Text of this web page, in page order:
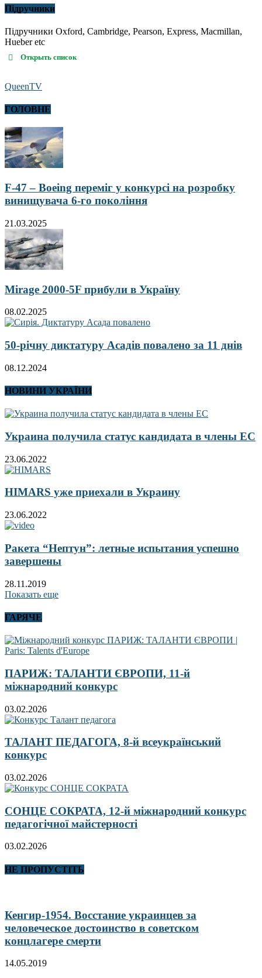
Підручники
Підручники Oxford, Cambridge, Pearson, Express, Macmillan,
Hueber etc
Открыть список
QueenTV
ГОЛОВНЕ
F-47 – Boeing переміг у конкурсі на розробку
винищувача 6-го покоління
21.03.2025
Mirage 2000-5F прибули в Україну
08.02.2025
50-річну диктатуру Асадів повалено за 11 днів
08.12.2024
НОВИНИ УКРАЇНИ
Украина получила статус кандидата в члены ЕС
23.06.2022
HIMARS уже приехали в Украину
23.06.2022
Ракета “Нептун”: летные испытания успешно
завершены
28.11.2019
Показать еще
ГАРЯЧЕ
ПАРИЖ: ТАЛАНТИ ЄВРОПИ, 11-й
міжнародний конкурс
03.02.2026
ТАЛАНТ ПЕДАГОГА, 8-й всеукраїнський
конкурс
03.02.2026
СОНЦЕ СОКРАТА, 12-й міжнародний конкурс
педагогічної майстерності
03.02.2026
НЕ ПРОПУСТІТЬ
Кенгир-1954. Восстание украинцев за
человеческое достоинство в советском
концлагере смерти
14.05.2019